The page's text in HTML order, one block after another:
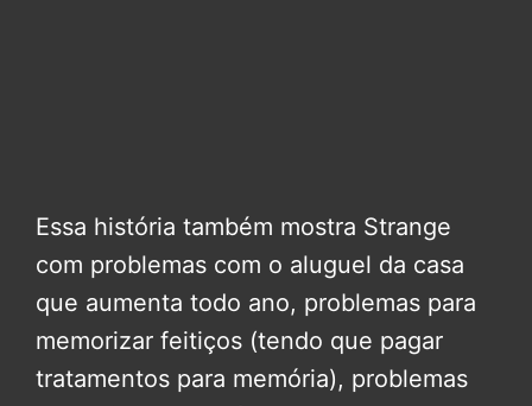
Essa história também mostra Strange
com problemas com o aluguel da casa
que aumenta todo ano, problemas para
memorizar feitiços (tendo que pagar
tratamentos para memória), problemas